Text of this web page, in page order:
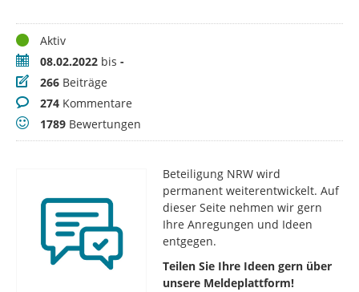
StatusAktiv
Zeitraum08.02.2022 bis -
Beiträge
266 Beiträge
Kommentare
274 Kommentare
Bewertungen
1789 Bewertungen
Beteiligung NRW wird
permanent weiterentwickelt. Auf
dieser Seite nehmen wir gern
Ihre Anregungen und Ideen
entgegen.
Teilen Sie Ihre Ideen gern über
unsere Meldeplattform!